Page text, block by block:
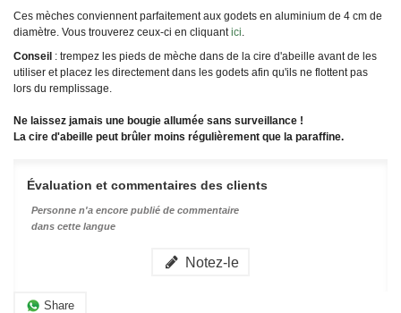
Ces mèches conviennent parfaitement aux godets en aluminium de 4 cm de
diamètre. Vous trouverez ceux-ci en cliquantici.
Conseil : trempez les pieds de mèche dans de la cire d'abeille avant de les
utiliser et placez les directement dans les godets afin qu'ils ne flottent pas
lors du remplissage.
Ne laissez jamais une bougie allumée sans surveillance !
La cire d'abeille peut brûler moins régulièrement que la paraffine.
Évaluation et commentaires des clients
Personne n'a encore publié de commentaire
dans cette langue
Notez-le
Share